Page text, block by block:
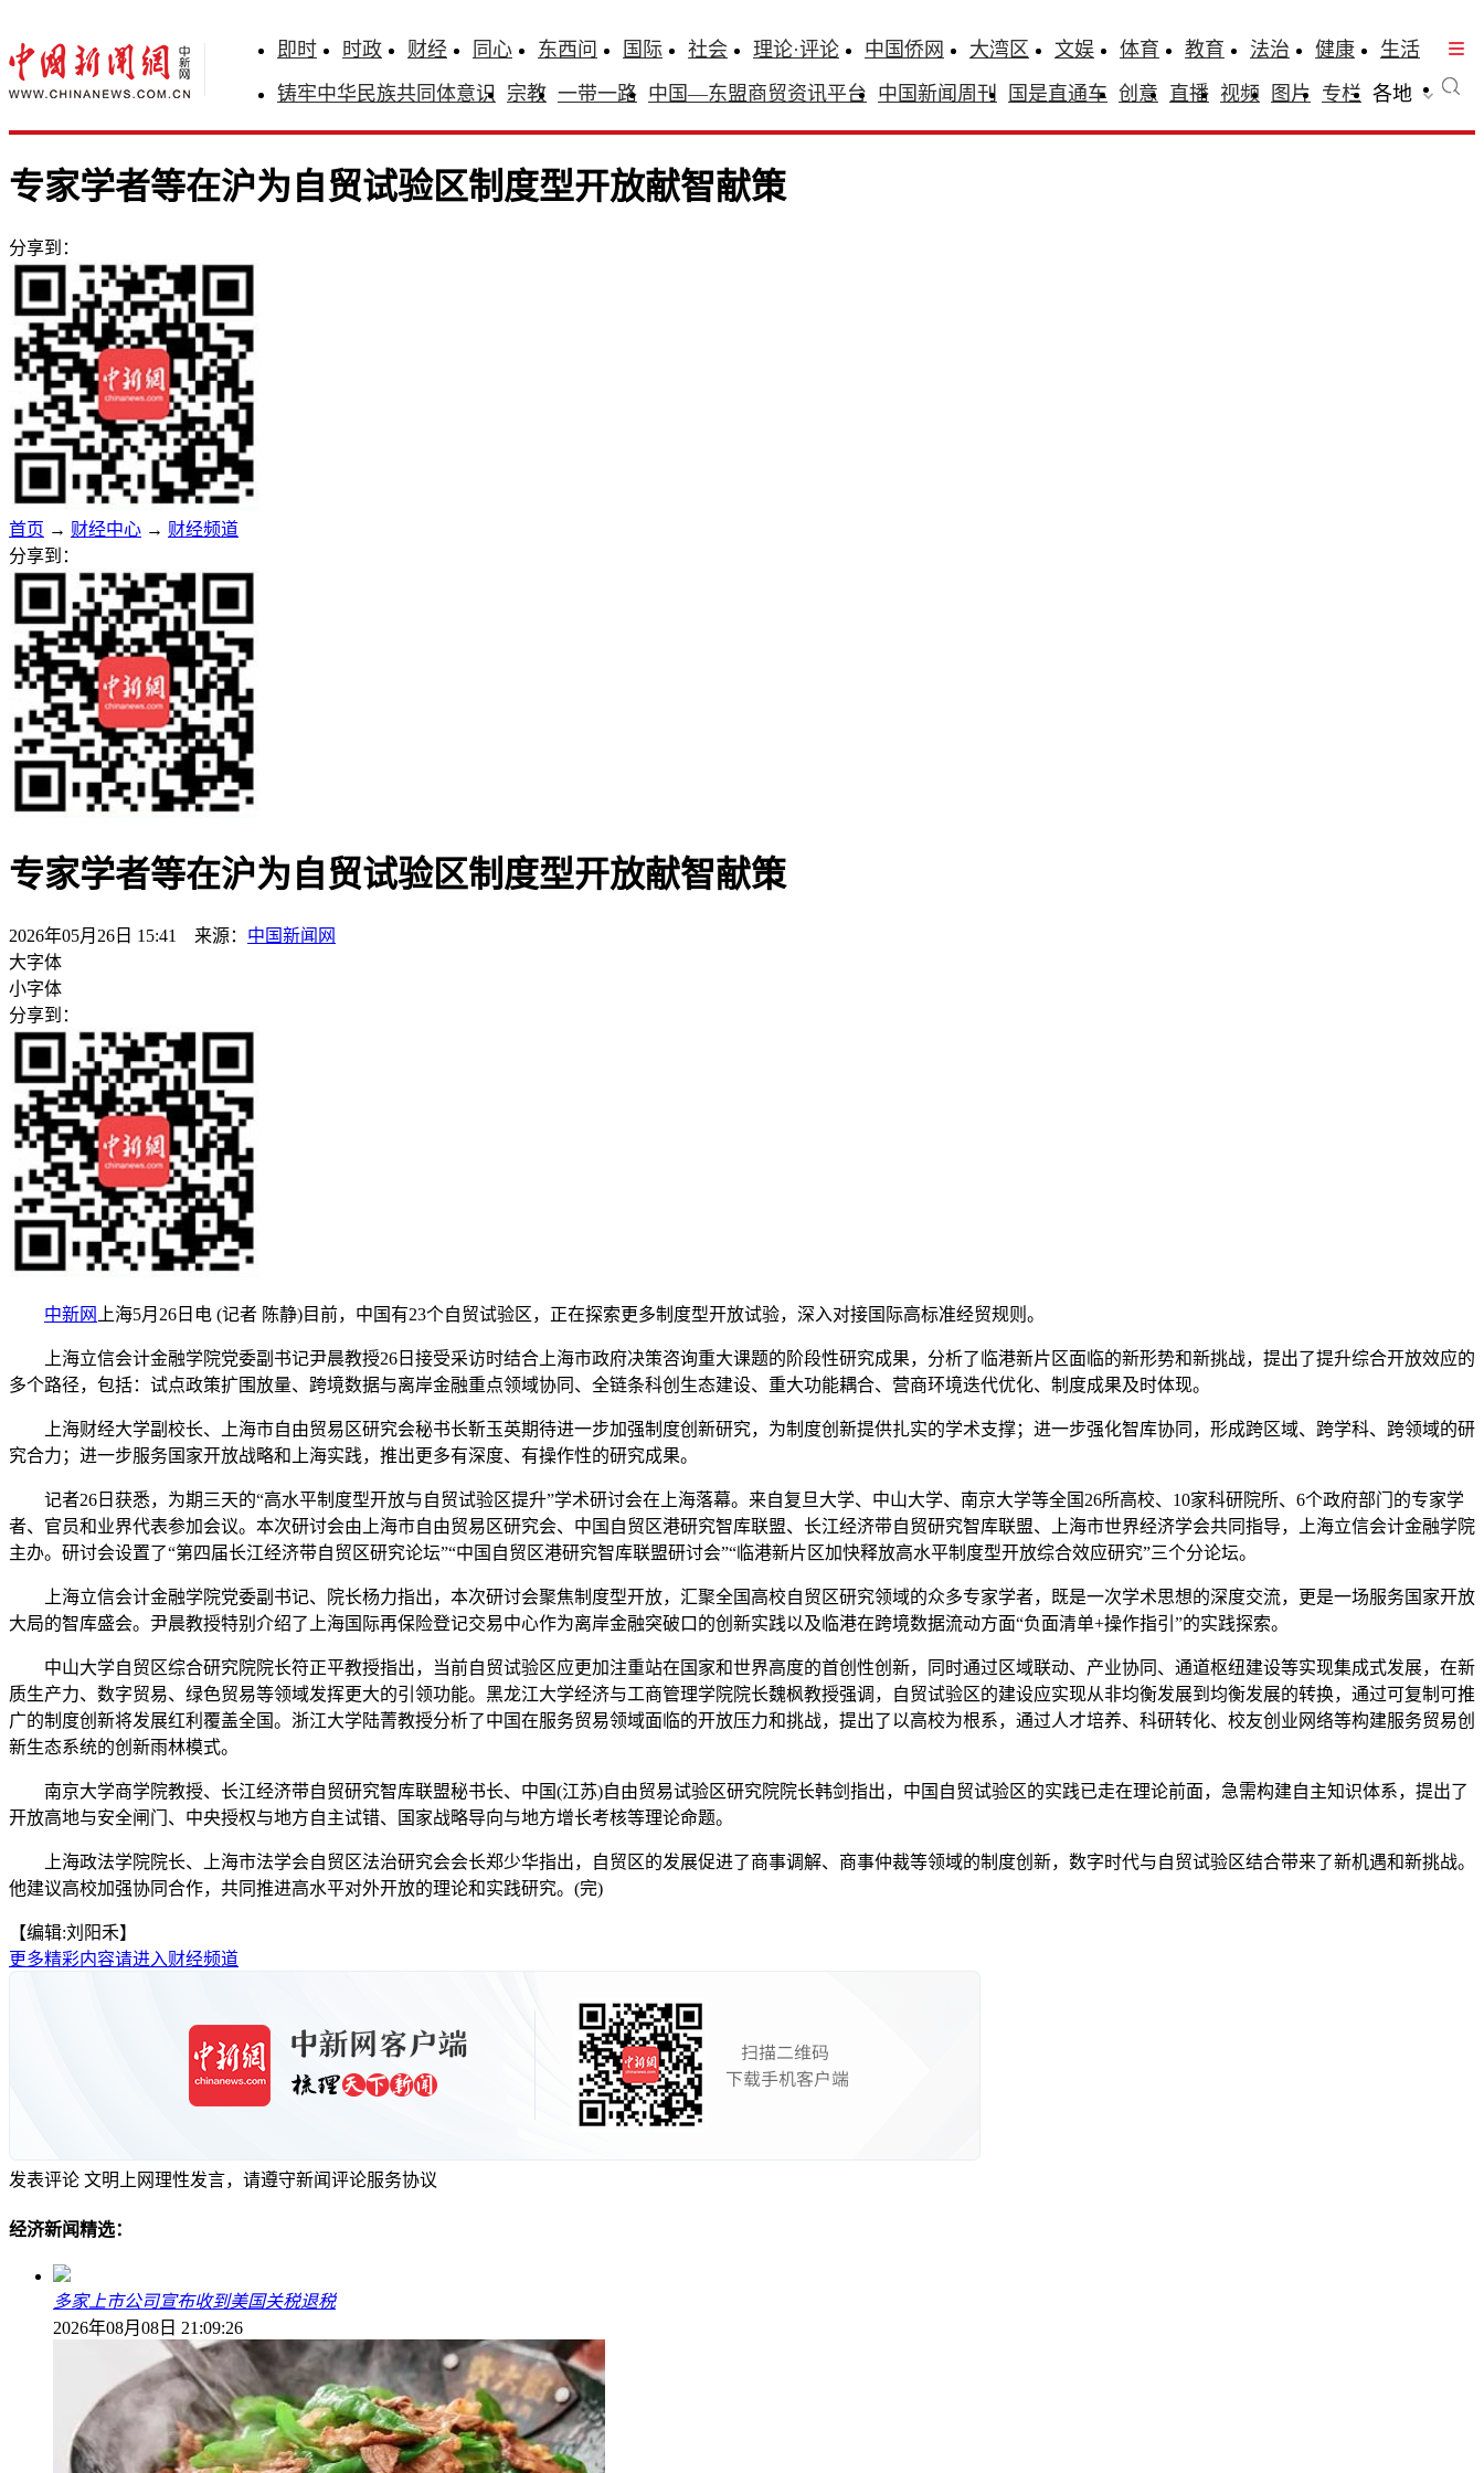
即时 时政 财经 同心 东西问 国际 社会 理论·评论 中国侨网 大湾区 文娱 体育 教育 法治 健康
生活
铸牢中华民族共同体意识 宗教 一带一路 中国—东盟商贸资讯平台 中国新闻周刊 国是直通车 创意 直播 视频 图片 专栏 各地
专家学者等在沪为自贸试验区制度型开放献智献策
分享到：
首页 → 财经中心 → 财经频道
分享到：
专家学者等在沪为自贸试验区制度型开放献智献策
2026年05月26日 15:41 来源： 中国新闻网
大字体
小字体
分享到：
中新网 上海5月26日电 (记者 陈静)目前，中国有23个自贸试验区，正在探索更多制度型开放试验，深入对接国际高标准经贸规则。
上海立信会计金融学院党委副书记尹晨教授26日接受采访时结合上海市政府决策咨询重大课题的阶段性研究成果，分析了临港新片区面临的新形势和新挑战，提出了提升综合开放效应的
多个路径，包括：试点政策扩围放量、跨境数据与离岸金融重点领域协同、全链条科创生态建设、重大功能耦合、营商环境迭代优化、制度成果及时体现。
上海财经大学副校长、上海市自由贸易区研究会秘书长靳玉英期待进一步加强制度创新研究，为制度创新提供扎实的学术支撑；进一步强化智库协同，形成跨区域、跨学科、跨领域的研
究合力；进一步服务国家开放战略和上海实践，推出更多有深度、有操作性的研究成果。
记者26日获悉，为期三天的“高水平制度型开放与自贸试验区提升”学术研讨会在上海落幕。来自复旦大学、中山大学、南京大学等全国26所高校、10家科研院所、6个政府部门的专家学
者、官员和业界代表参加会议。本次研讨会由上海市自由贸易区研究会、中国自贸区港研究智库联盟、长江经济带自贸研究智库联盟、上海市世界经济学会共同指导，上海立信会计金融学院
主办。研讨会设置了“第四届长江经济带自贸区研究论坛”“中国自贸区港研究智库联盟研讨会”“临港新片区加快释放高水平制度型开放综合效应研究”三个分论坛。
上海立信会计金融学院党委副书记、院长杨力指出，本次研讨会聚焦制度型开放，汇聚全国高校自贸区研究领域的众多专家学者，既是一次学术思想的深度交流，更是一场服务国家开放
大局的智库盛会。尹晨教授特别介绍了上海国际再保险登记交易中心作为离岸金融突破口的创新实践以及临港在跨境数据流动方面“负面清单+操作指引”的实践探索。
中山大学自贸区综合研究院院长符正平教授指出，当前自贸试验区应更加注重站在国家和世界高度的首创性创新，同时通过区域联动、产业协同、通道枢纽建设等实现集成式发展，在新
质生产力、数字贸易、绿色贸易等领域发挥更大的引领功能。黑龙江大学经济与工商管理学院院长魏枫教授强调，自贸试验区的建设应实现从非均衡发展到均衡发展的转换，通过可复制可推
广的制度创新将发展红利覆盖全国。浙江大学陆菁教授分析了中国在服务贸易领域面临的开放压力和挑战，提出了以高校为根系，通过人才培养、科研转化、校友创业网络等构建服务贸易创
新生态系统的创新雨林模式。
南京大学商学院教授、长江经济带自贸研究智库联盟秘书长、中国(江苏)自由贸易试验区研究院院长韩剑指出，中国自贸试验区的实践已走在理论前面，急需构建自主知识体系，提出了
开放高地与安全闸门、中央授权与地方自主试错、国家战略导向与地方增长考核等理论命题。
上海政法学院院长、上海市法学会自贸区法治研究会会长郑少华指出，自贸区的发展促进了商事调解、商事仲裁等领域的制度创新，数字时代与自贸试验区结合带来了新机遇和新挑战。
他建议高校加强协同合作，共同推进高水平对外开放的理论和实践研究。(完)
【编辑:刘阳禾】
更多精彩内容请进入财经频道
发表评论 文明上网理性发言，请遵守新闻评论服务协议
经济新闻精选：
多家上市公司宣布收到美国关税退税
2026年08月08日 21:09:26